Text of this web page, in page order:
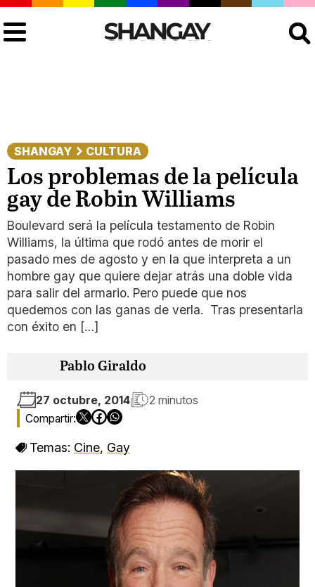
SHANGAY CULTURA
Los problemas de la película
gay de Robin Williams
Boulevard será la película testamento de Robin
Williams, la última que rodó antes de morir el
pasado mes de agosto y en la que interpreta a un
hombre gay que quiere dejar atrás una doble vida
para salir del armario. Pero puede que nos
quedemos con las ganas de verla. Tras presentarla
con éxito en […]
Pablo Giraldo
27 octubre, 2014 2 minutos
Temas: Cine, Gay